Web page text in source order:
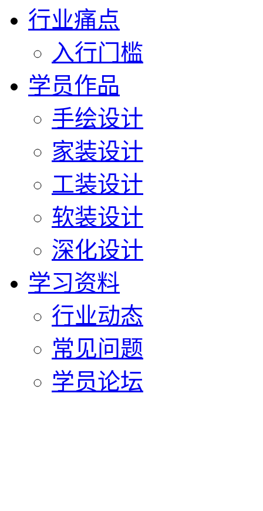
行业痛点
入行门槛
学员作品
手绘设计
家装设计
工装设计
软装设计
深化设计
学习资料
行业动态
常见问题
学员论坛